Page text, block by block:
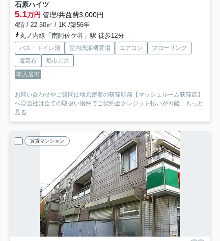
石原ハイツ
5.1万円 管理/共益費3,000円
4階 / 22.50㎡ / 1K /築56年
丸ノ内線「南阿佐ケ谷」駅 徒歩12分
バス・トイレ別 室内洗濯機置場 エアコン
フローリング
電気有
都市ガス
即入居可
お問い合わせやご質問は地元密着の荻窪駅前【マッシュルーム荻窪店】
へ◎当社は全ての取扱い物件でご契約金クレジット払いが可能... もっと
見る
賃貸マンション